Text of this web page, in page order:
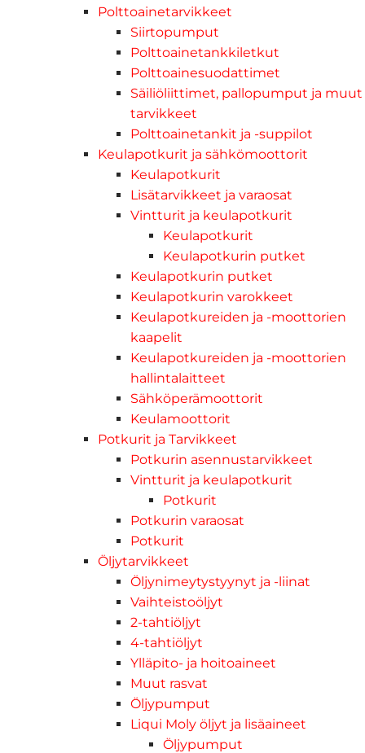
Polttoainetarvikkeet
Siirtopumput
Polttoainetankkiletkut
Polttoainesuodattimet
Säiliöliittimet, pallopumput ja muut
tarvikkeet
Polttoainetankit ja -suppilot
Keulapotkurit ja sähkömoottorit
Keulapotkurit
Lisätarvikkeet ja varaosat
Vintturit ja keulapotkurit
Keulapotkurit
Keulapotkurin putket
Keulapotkurin putket
Keulapotkurin varokkeet
Keulapotkureiden ja -moottorien
kaapelit
Keulapotkureiden ja -moottorien
hallintalaitteet
Sähköperämoottorit
Keulamoottorit
Potkurit ja Tarvikkeet
Potkurin asennustarvikkeet
Vintturit ja keulapotkurit
Potkurit
Potkurin varaosat
Potkurit
Öljytarvikkeet
Öljynimeytystyynyt ja -liinat
Vaihteistoöljyt
2-tahtiöljyt
4-tahtiöljyt
Ylläpito- ja hoitoaineet
Muut rasvat
Öljypumput
Liqui Moly öljyt ja lisäaineet
Öljypumput